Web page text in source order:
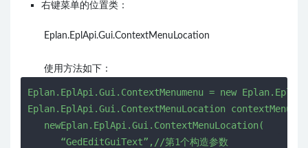
右键菜单的位置类：
Eplan.EplApi.Gui.ContextMenuLocation
使用方法如下：
Eplan.EplApi.Gui.ContextMenumenu = new
“GedEditGuiText”, //第1个构造参数